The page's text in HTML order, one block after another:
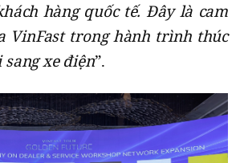
hàng quốc tế. Đây là cam
VinFast trong hành trình thúc
xe điện”.